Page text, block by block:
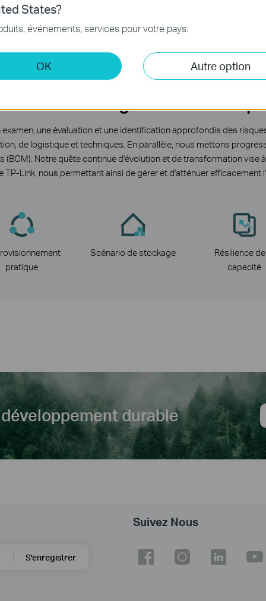
et gestion des
une évaluation et une identification approfondis des
de logistique et techniques. En parallèle, nous mettons
(BCM). Notre quête continue d'évolution et de transformation vise
TP-Link, nous permettant ainsi de gérer et d'atténuer
pratique
Scénario de stockage
Résilience
capacité
durable
S'enregistrer
Suivez Nous
States?
événements, services pour votre pays.
OK Autre option